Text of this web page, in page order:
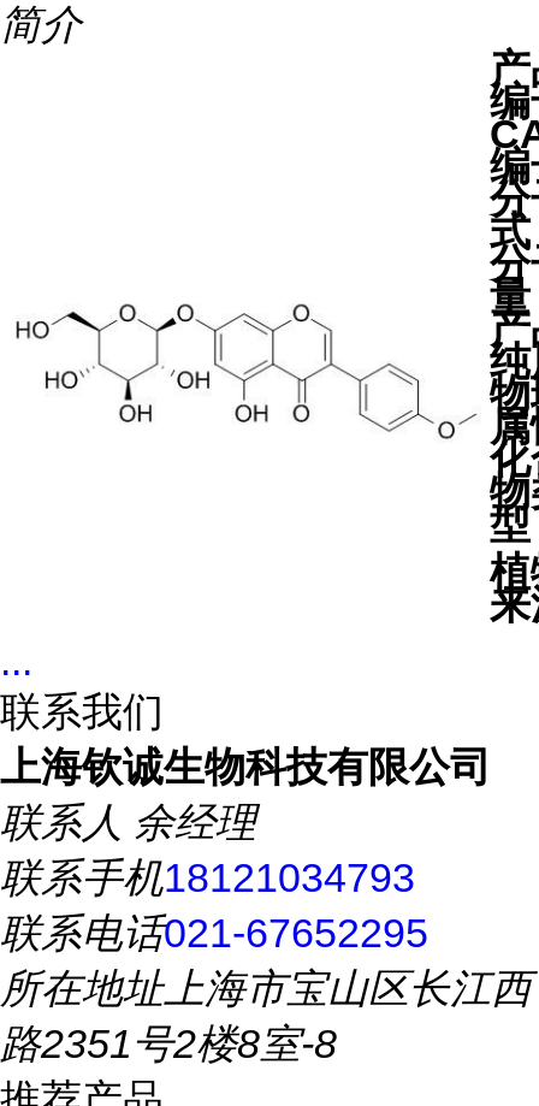
简介
量
型
...
联系我们
上海钦诚生物科技有限公司
联系人 余经理
联系手机18121034793
联系电话021-67652295
所在地址上海市宝山区长江西
路2351号2楼8室-8